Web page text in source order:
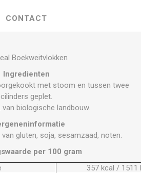
CONTACT
Boekweitvlokken
Ingredienten
met stoom en tussen twee
cilinders geplet.
biologische landbouw.
gluten, soja, sesamzaad, noten.
per 100 gram
357 kcal / 1511